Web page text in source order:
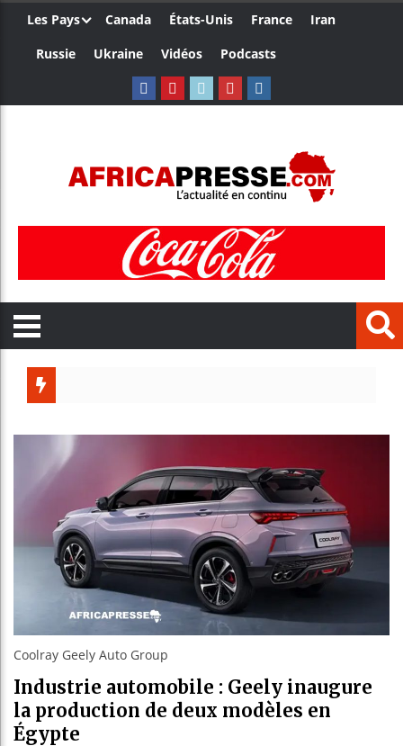
Les Pays Canada États-Unis France
Iran
Russie
Ukraine Vidéos Podcasts
Aliko
Coolray Geely Auto Group
Industrie automobile : Geely inaugure
la production de deux modèles en
Égypte